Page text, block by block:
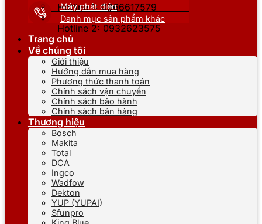
Hotline 1: 0866617579
Hotline 2: 0932623575
Máy phát điện
Danh mục sản phẩm khác
Trang chủ
Về chúng tôi
Giới thiệu
Hướng dẫn mua hàng
Phương thức thanh toán
Chính sách vận chuyển
Chính sách bảo hành
Chính sách bán hàng
Thương hiệu
Bosch
Makita
Total
DCA
Ingco
Wadfow
Dekton
YUP (YUPAI)
Sfunpro